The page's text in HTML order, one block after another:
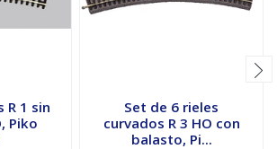
R 1 sin
Piko
Set de 6 rieles
curvados R 3 HO con
balasto, Pi...